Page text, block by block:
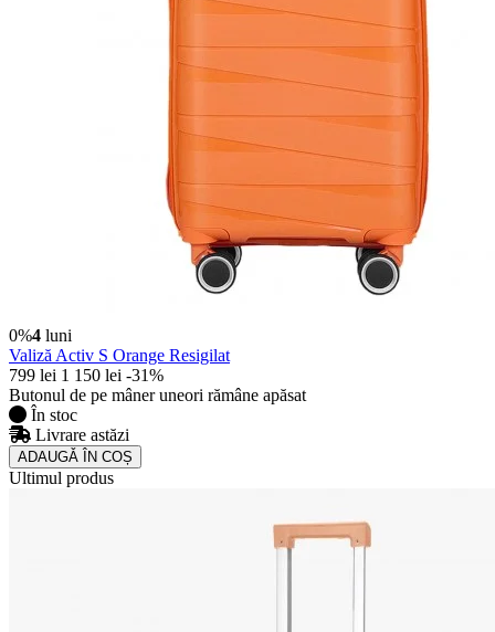
0%4 luni
Valiză Activ S Orange Resigilat
799 lei 1 150 lei -31%
Butonul de pe mâner uneori rămâne apăsat
În stoc
Livrare astăzi
ADAUGǍ ÎN COȘ
Ultimul produs